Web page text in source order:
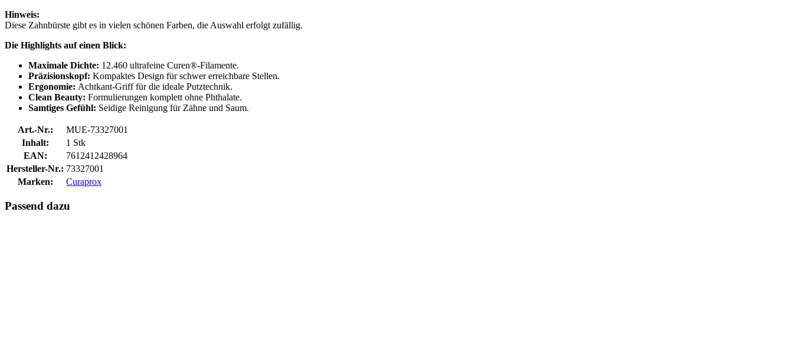
Hinweis:
Diese Zahnbürste gibt es in vielen schönen Farben, die Auswahl erfolgt zufällig.
Die Highlights auf einen Blick:
Maximale Dichte: 12.460 ultrafeine Curen®-Filamente.
Präzisionskopf: Kompaktes Design für schwer erreichbare Stellen.
Ergonomie: Achtkant-Griff für die ideale Putztechnik.
Clean Beauty: Formulierungen komplett ohne Phthalate.
Samtiges Gefühl: Seidige Reinigung für Zähne und Saum.
Art.-Nr.:
MUE-73327001
Inhalt:
1 Stk
EAN:
7612412428964
Hersteller-Nr.: 73327001
Marken:
Curaprox
Passend dazu